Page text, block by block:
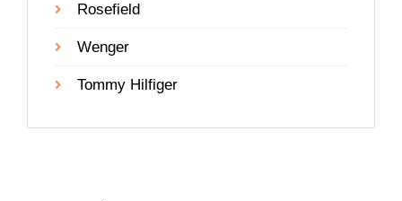
Rosefield
Wenger
Tommy Hilfiger